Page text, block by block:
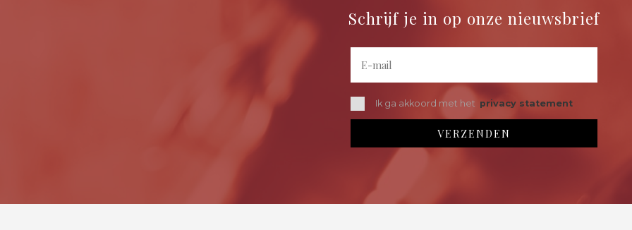
Schrijf je in op onze nieuwsbrief
Ik ga akkoord met het privacy statement